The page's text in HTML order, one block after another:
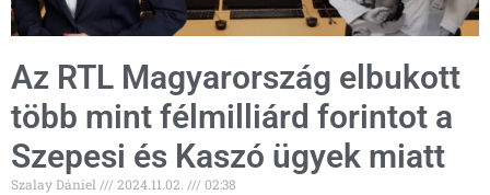
Az RTL Magyarország elbukott
több mint félmilliárd forintot a
Szepesi és Kaszó ügyek miatt
Szalay Dániel 2024.11.02. 02:38